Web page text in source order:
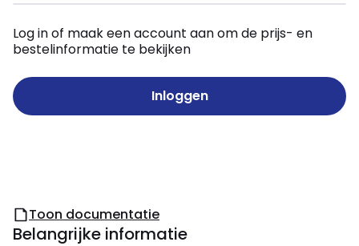
Log in of maak een account aan om de prijs- en
bestelinformatie te bekijken
Inloggen
Toon documentatie
Belangrijke informatie